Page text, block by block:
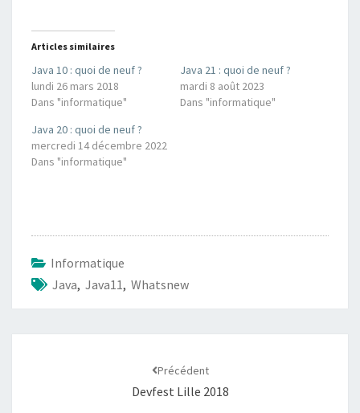
Articles similaires
Java 10 : quoi de neuf ?
lundi 26 mars 2018
Dans "informatique"
Java 21 : quoi de neuf ?
mardi 8 août 2023
Dans "informatique"
Java 20 : quoi de neuf ?
mercredi 14 décembre 2022
Dans "informatique"
Informatique
Java, Java11, Whatsnew
Précédent
Devfest Lille 2018